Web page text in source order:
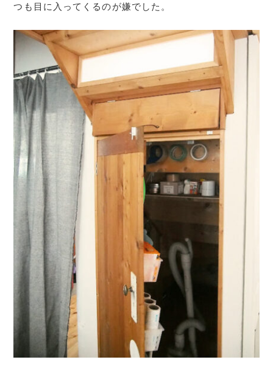
つも目に入ってくるのが嫌でした。